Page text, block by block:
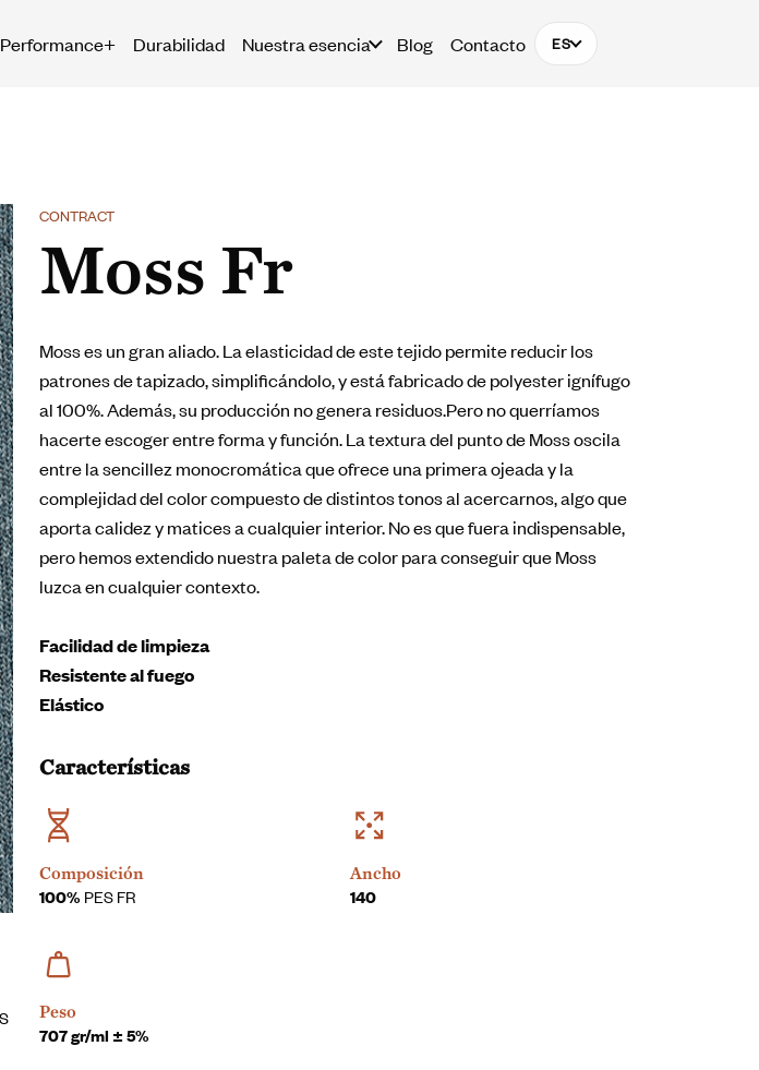
Performance+ Durabilidad Nuestra esencia Blog Contacto ES
CONTRACT
Moss Fr
Moss es un gran aliado. La elasticidad de este tejido permite reducir los
patrones de tapizado, simplificándolo, y está fabricado de polyester ignífugo
al 100%. Además, su producción no genera residuos.Pero no querríamos
hacerte escoger entre forma y función. La textura del punto de Moss oscila
entre la sencillez monocromática que ofrece una primera ojeada y la
complejidad del color compuesto de distintos tonos al acercarnos, algo que
aporta calidez y matices a cualquier interior. No es que fuera indispensable,
pero hemos extendido nuestra paleta de color para conseguir que Moss
luzca en cualquier contexto.
Facilidad de limpieza
Resistente al fuego
Elástico
Características
Composición
100%PES FR
Ancho
140
Peso
707 gr/ml ± 5%